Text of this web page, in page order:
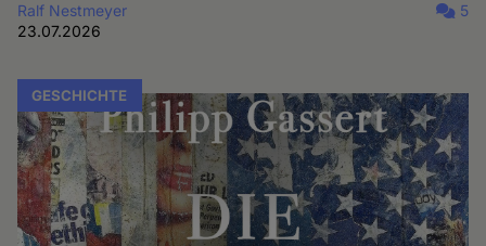
Ralf Nestmeyer
23.07.2026
5
GESCHICHTE